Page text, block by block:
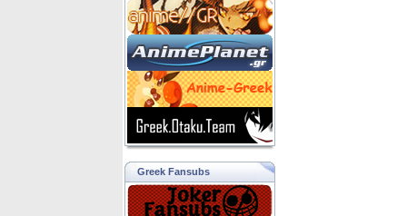
Greek Fansubs